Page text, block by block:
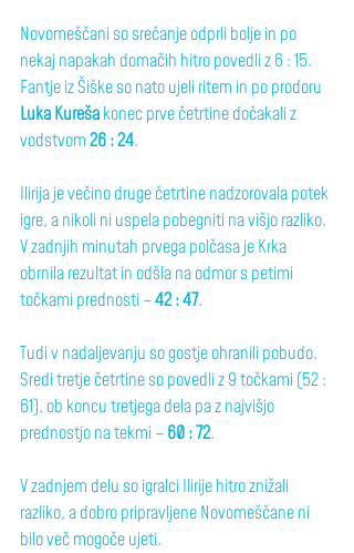
Novomeščani so srečanje odprli bolje in po
nekaj napakah domačih hitro povedli z 6 : 15.
Fantje iz Šiške so nato ujeli ritem in po prodoru
Luka Kureša konec prve četrtine dočakali z
vodstvom 26 : 24.
Ilirija je večino druge četrtine nadzorovala potek
igre, a nikoli ni uspela pobegniti na višjo razliko.
V zadnjih minutah prvega polčasa je Krka
obrnila rezultat in odšla na odmor s petimi
točkami prednosti – 42 : 47.
Tudi v nadaljevanju so gostje ohranili pobudo.
Sredi tretje četrtine so povedli z 9 točkami (52 :
61), ob koncu tretjega dela pa z najvišjo
prednostjo na tekmi – 60 : 72.
V zadnjem delu so igralci Ilirije hitro znižali
razliko, a dobro pripravljene Novomeščane ni
bilo več mogoče ujeti.